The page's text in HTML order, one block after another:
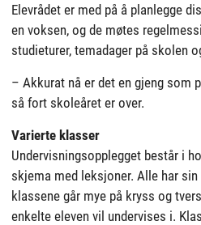
Elevrådet er med på å planlegge
en voksen, og de møtes
studieturer, temadager på skolen
– Akkurat nå er det en gjeng som
så fort skoleåret er over.
Varierte klasser
Undervisningsopplegget består i
skjema med leksjoner. Alle har
klassene går mye på kryss og
enkelte eleven vil undervises i.